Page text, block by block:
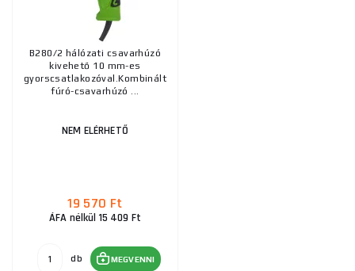
B280/2 hálózati csavarhúzó
kivehető 10 mm-es
gyorscsatlakozóval.Kombinált
fúró-csavarhúzó ...
NEM ELÉRHETŐ
19 570 Ft
ÁFA nélkül 15 409 Ft
db MEGVENNI